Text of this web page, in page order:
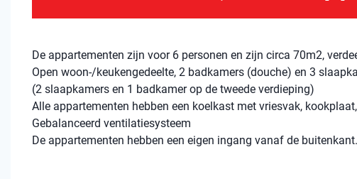
De appartementen zijn voor 6 personen en zijn circa 70m2,
Open woon-/keukengedeelte, 2 badkamers (douche) en 3
(2 slaapkamers en 1 badkamer op de tweede verdieping)
Alle appartementen hebben een koelkast met vriesvak,
Gebalanceerd ventilatiesysteem
De appartementen hebben een eigen ingang vanaf de buitenkant.